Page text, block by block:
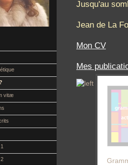
vitæ
Jusqu'au
Jean de La
Mon CV
Mes